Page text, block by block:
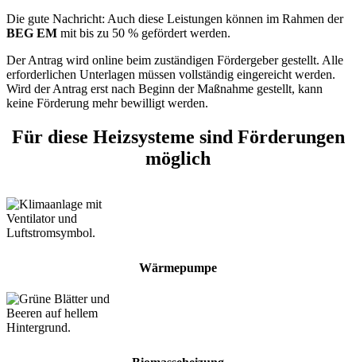
Die gute Nachricht: Auch diese Leistungen können im Rahmen der
BEG EM mit bis zu 50 % gefördert werden.
Der Antrag wird online beim zuständigen Fördergeber gestellt. Alle
erforderlichen Unterlagen müssen vollständig eingereicht werden.
Wird der Antrag erst nach Beginn der Maßnahme gestellt, kann
keine Förderung mehr bewilligt werden.
Für diese Heizsysteme sind Förderungen
möglich
Wärmepumpe